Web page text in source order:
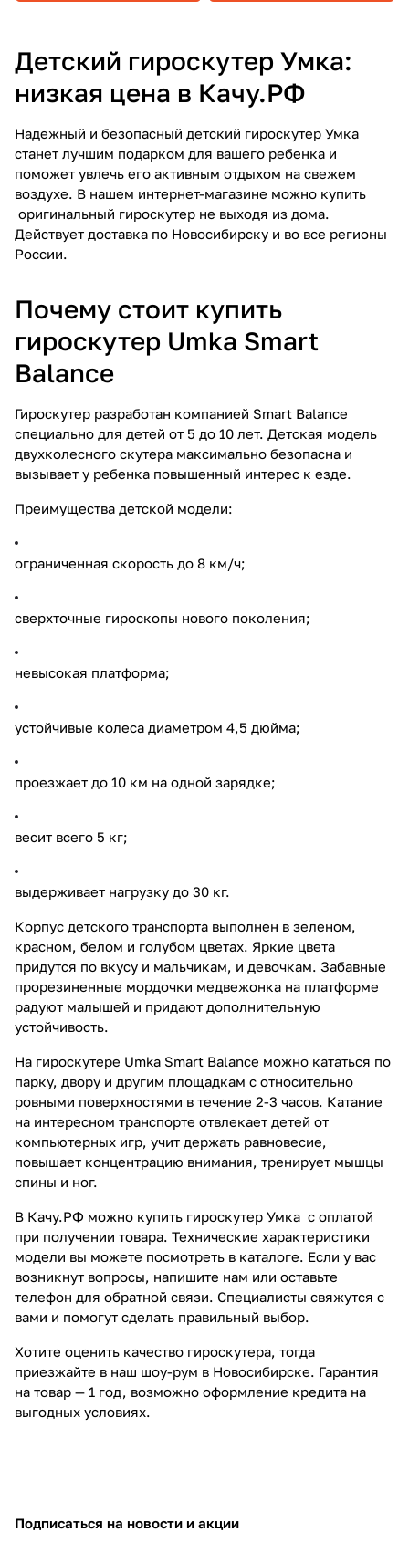
Детский гироскутер Умка:
низкая цена в Качу.РФ
Надежный и безопасный детский гироскутер Умка
станет лучшим подарком для вашего ребенка и
поможет увлечь его активным отдыхом на свежем
воздухе. В нашем интернет-магазине можно купить
оригинальный гироскутер не выходя из дома.
Действует доставка по Новосибирску и во все регионы
России.
Почему стоит купить
гироскутер Umka Smart
Balance
Гироскутер разработан компанией Smart Balance
специально для детей от 5 до 10 лет. Детская модель
двухколесного скутера максимально безопасна и
вызывает у ребенка повышенный интерес к езде.
Преимущества детской модели:
ограниченная скорость до 8 км/ч;
сверхточные гироскопы нового поколения;
невысокая платформа;
устойчивые колеса диаметром 4,5 дюйма;
проезжает до 10 км на одной зарядке;
весит всего 5 кг;
выдерживает нагрузку до 30 кг.
Корпус детского транспорта выполнен в зеленом,
красном, белом и голубом цветах. Яркие цвета
придутся по вкусу и мальчикам, и девочкам. Забавные
прорезиненные мордочки медвежонка на платформе
радуют малышей и придают дополнительную
устойчивость.
На гироскутере Umka Smart Balance можно кататься по
парку, двору и другим площадкам с относительно
ровными поверхностями в течение 2-3 часов. Катание
на интересном транспорте отвлекает детей от
компьютерных игр, учит держать равновесие,
повышает концентрацию внимания, тренирует мышцы
спины и ног.
В Качу.РФ можно купить гироскутер Умка с оплатой
при получении товара. Технические характеристики
модели вы можете посмотреть в каталоге. Если у вас
возникнут вопросы, напишите нам или оставьте
телефон для обратной связи. Специалисты свяжутся с
вами и помогут сделать правильный выбор.
Хотите оценить качество гироскутера, тогда
приезжайте в наш шоу-рум в Новосибирске. Гарантия
на товар — 1 год, возможно оформление кредита на
выгодных условиях.
Подписаться на новости и акции